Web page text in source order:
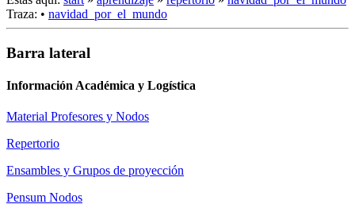
Traza: • navidad_por_el_mundo
Barra lateral
Información Académica y Logística
Material Profesores y Nodos
Repertorio
Ensambles y Grupos de proyección
Pensum Nodos